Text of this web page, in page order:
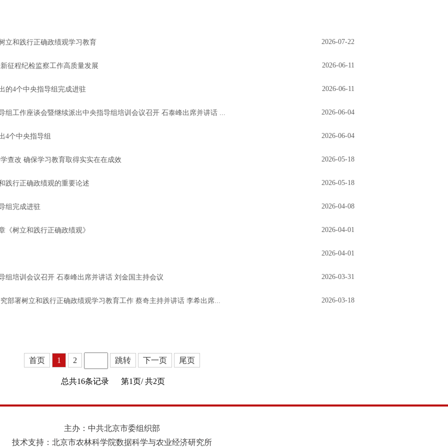
2026-07-22
立和践行正确政绩观学习教育
2026-06-11
征程纪检监察工作高质量发展
2026-06-11
的4个中央指导组完成进驻
2026-06-04
组工作座谈会暨继续派出中央指导组培训会议召开 石泰峰出席并讲话 ...
2026-06-04
4个中央指导组
2026-05-18
查改 确保学习教育取得实实在在成效
2026-05-18
践行正确政绩观的重要论述
2026-04-08
组完成进驻
2026-04-01
《树立和践行正确政绩观》
2026-04-01
2026-03-31
组培训会议召开 石泰峰出席并讲话 刘金国主持会议
2026-03-18
部署树立和践行正确政绩观学习教育工作 蔡奇主持并讲话 李希出席...
首页 1 2 跳转 下一页 尾页
总共16条记录 第1页/ 共2页
主办：中共北京市委组织部
技术支持：北京市农林科学院数据科学与农业经济研究所